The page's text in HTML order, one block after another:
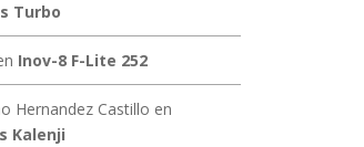
Turbo
Inov-8 F-Lite 252
Hernandez Castillo en
Kalenji